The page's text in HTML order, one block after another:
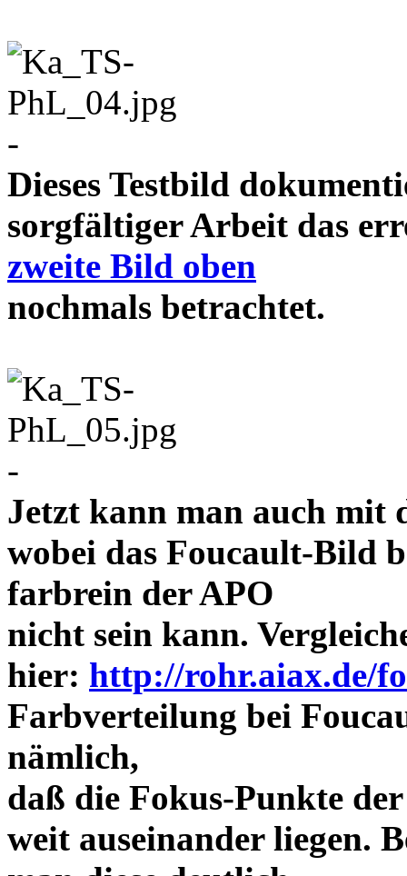
-
Dieses Testbild
sorgfältiger Arbeit das
zweite Bild oben
nochmals
-
Jetzt kann man auch mit
wobei das Foucault-Bild
farbrein der APO
nicht sein kann.
hier: http://rohr.aiax.de/
Farbverteilung bei
nämlich,
daß die Fokus-Punkte
weit auseinander liegen.